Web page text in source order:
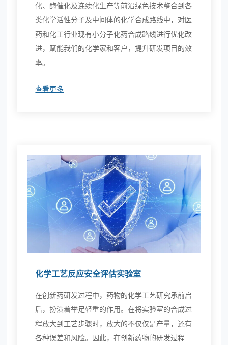
化、酶催化及连续化生产等前沿绿色技术整合到各
类化学活性分子及中间体的化学合成路线中，对医
药和化工行业现有小分子化药合成路线进行优化改
进，赋能我们的化学家和客户，提升研发项目的效
率。
查看更多
化学工艺反应安全评估实验室
在创新药研发过程中，药物的化学工艺研究承前启
后，扮演着举足轻重的作用。在将实验室的合成过
程放大到工艺步骤时，放大的不仅仅是产量，还有
各种误差和风险。因此，在创新药物的研发过程